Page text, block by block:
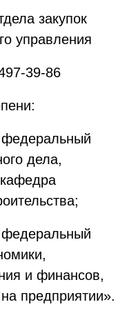
закупок
управления
39-86
федеральный
дела,
кафедра
федеральный
и финансов,
предприятии».